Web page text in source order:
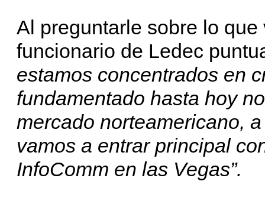
Al preguntarle sobre lo
funcionario de Ledec
estamos concentrados en
fundamentado hasta hoy
mercado norteamericano,
vamos a entrar principal
InfoComm en las Vegas”.